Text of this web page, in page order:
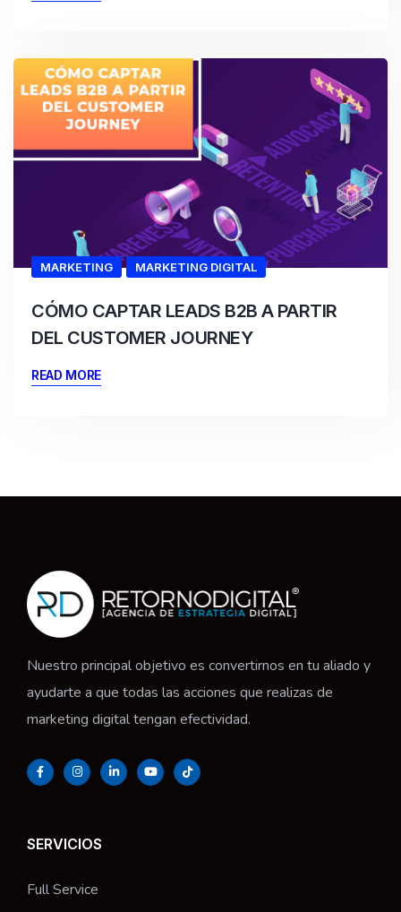
MARKETING MARKETING DIGITAL
CÓMO CAPTAR LEADS B2B A PARTIR
DEL CUSTOMER JOURNEY
READ MORE
Nuestro principal objetivo es convertirnos en tu aliado y
ayudarte a que todas las acciones que realizas de
marketing digital tengan efectividad.
SERVICIOS
Full Service